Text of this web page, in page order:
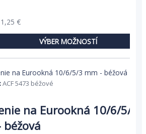
1,25 €Price
1,09 €
through
1,25 €
VÝBER MOŽNOSTÍ
ACF 5473 béžové
na Eurookná 10/6/5/3
béžová